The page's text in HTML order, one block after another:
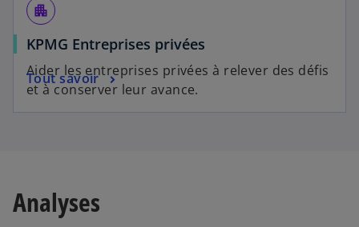
apartment
KPMG Entreprises privées
Aider les entreprises privées à relever des défis
et à conserver leur avance.
Tout savoir
Analyses